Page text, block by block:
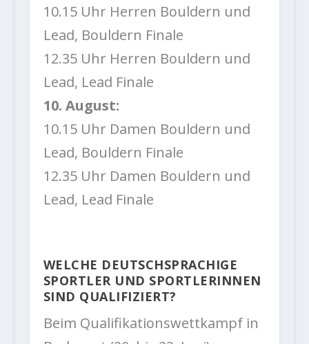
10.15 Uhr Herren Bouldern und
Lead, Bouldern Finale
12.35 Uhr Herren Bouldern und
Lead, Lead Finale
10. August:
10.15 Uhr Damen Bouldern und
Lead, Bouldern Finale
12.35 Uhr Damen Bouldern und
Lead, Lead Finale
WELCHE DEUTSCHSPRACHIGE
SPORTLER UND SPORTLERINNEN
SIND QUALIFIZIERT?
Beim Qualifikationswettkampf in